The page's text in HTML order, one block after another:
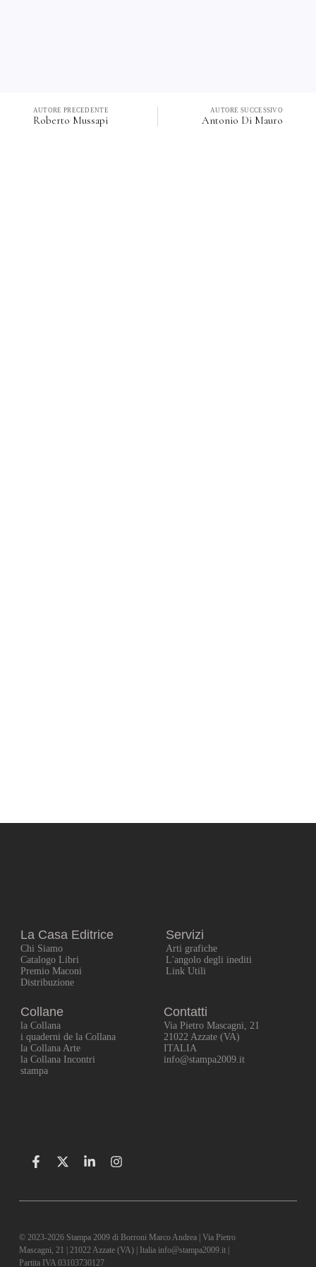
AUTORE PRECEDENTE
Roberto Mussapi
AUTORE SUCCESSIVO
Antonio Di Mauro
La Casa Editrice
Chi Siamo
Catalogo Libri
Premio Maconi
Distribuzione
Servizi
Arti grafiche
L'angolo degli inediti
Link Utili
Collane
la Collana
i quaderni de la Collana
la Collana Arte
la Collana Incontri
stampa
Contatti
Via Pietro Mascagni, 21
21022 Azzate (VA)
ITALIA
info@stampa2009.it
© 2023-2026 Stampa 2009 di Borroni Marco Andrea | Via Pietro
Mascagni, 21 | 21022 Azzate (VA) | Italia info@stampa2009.it |
Partita IVA 03103730127